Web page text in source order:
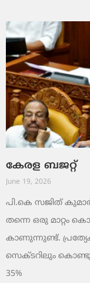
കേരള ബജറ്റ്
June 19, 2026
പി.കെ സജിത്
തന്നെ ഒരു മാറ്റം
കാണുന്നുണ്ട്.
സെക്ടറിലും കൊണ്ടു
35%